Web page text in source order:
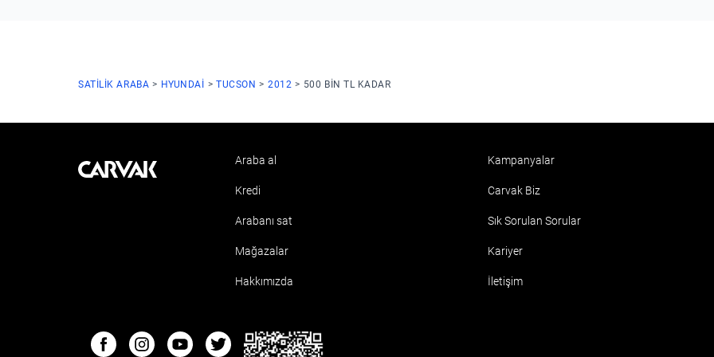
SATILIK ARABA HYUNDAI TUCSON 2012 500 BIN TL KADAR
Kavak Araba al
Kredi
Arabanı sat
Mağazalar
Hakkımızda
Kampanyalar
Carvak Biz
Sık Sorulan Sorular
Kariyer
İletişim
FacebookInstagramYoutubeTwitter
ETBIS